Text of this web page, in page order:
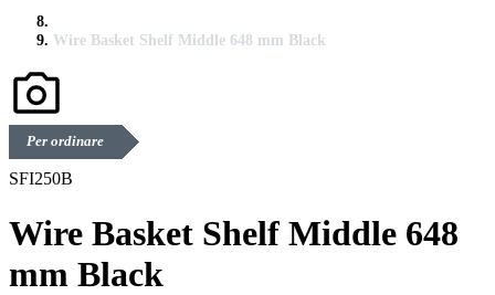
Wire Basket Shelf Middle 648 mm Black
Per ordinare
SFI250B
Wire Basket Shelf Middle 648
mm Black